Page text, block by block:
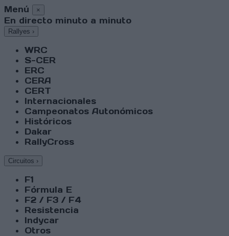
Menú ×
En directo minuto a minuto
Rallyes ›
WRC
S-CER
ERC
CERA
CERT
Internacionales
Campeonatos Autonómicos
Históricos
Dakar
RallyCross
Circuitos ›
F1
Fórmula E
F2 / F3 / F4
Resistencia
Indycar
Otros